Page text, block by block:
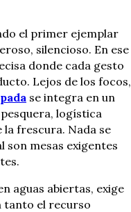
el primer ejemplar
silencioso. En ese
donde cada gesto
Lejos de los focos,
se integra en un
logística
frescura. Nada se
son mesas exigentes
aguas abiertas, exige
tanto el recurso